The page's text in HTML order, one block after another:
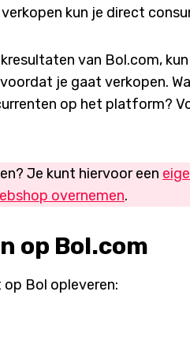
kun je direct
van Bol.com,
je gaat verkopen.
op het platform?
Je kunt hiervoor een
overnemen.
op Bol.com
Bol opleveren: